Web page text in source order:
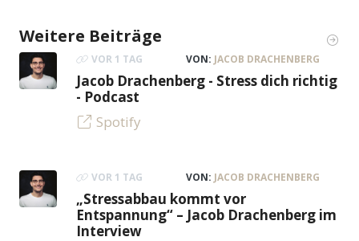
Weitere Beiträge
VOR 1 TAG VON: JACOB DRACHENBERG
Jacob Drachenberg - Stress dich richtig
- Podcast
Spotify
VOR 1 TAG VON: JACOB DRACHENBERG
„Stressabbau kommt vor
Entspannung“ – Jacob Drachenberg im
Interview